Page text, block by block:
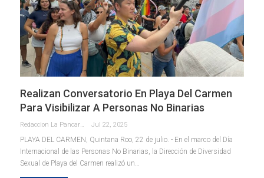
Realizan Conversatorio En Playa Del Carmen
Para Visibilizar A Personas No Binarias
Redaccion La Pancarta De Quintana Roo Jul 22, 2025
PLAYA DEL CARMEN, Quintana Roo, 22 de julio. - En el marco del Día
Internacional de las Personas No Binarias, la Dirección de Diversidad
Sexual de Playa del Carmen realizó un…